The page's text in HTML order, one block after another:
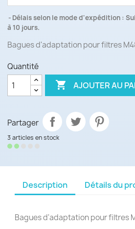
Délais selon le mode d'expédition :
à 10 jours.
Bagues d'adaptation pour filtres
Quantité
 AJOUTER AU
Partager
3 articles en stock
Description Détails du
Bagues d'adaptation pour filtres